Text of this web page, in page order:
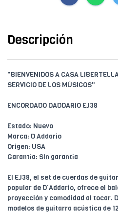
Descripción
"BIENVENIDOS A CASA
SERVICIO DE LOS MÚSICOS"
ENCORDADO DADDARIO EJ38
Estado: Nuevo
Marca: D Addario
Origen: USA
Garantía: Sin garantía
El EJ38, el set de cuerdas de
popular de D’Addario, ofrece el
proyección y comodidad al tocar.
modelos de guitarra acústica de